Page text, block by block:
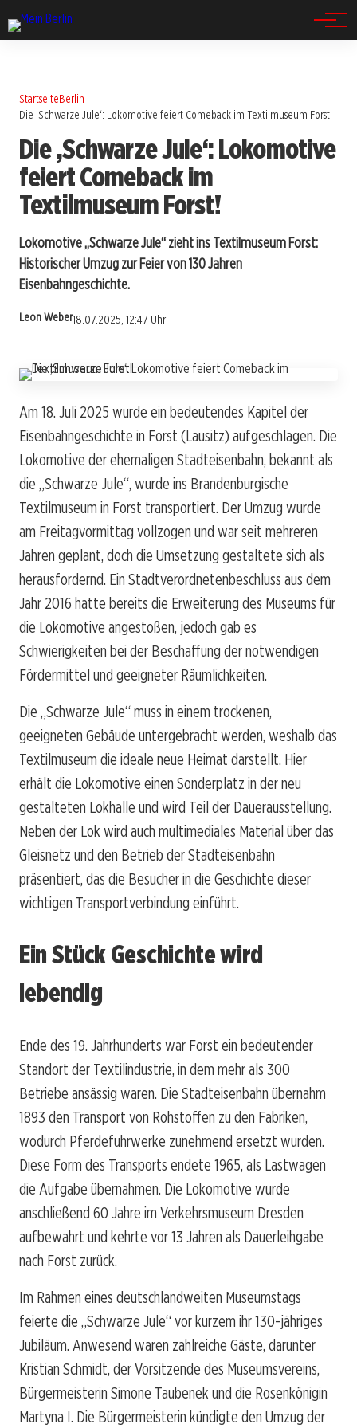
StartseiteBerlin
Die ‚Schwarze Jule‘: Lokomotive feiert Comeback im Textilmuseum Forst!
Die ‚Schwarze Jule‘: Lokomotive
feiert Comeback im
Textilmuseum Forst!
Lokomotive „Schwarze Jule“ zieht ins Textilmuseum Forst:
Historischer Umzug zur Feier von 130 Jahren
Eisenbahngeschichte.
Leon Weber18.07.2025, 12:47 Uhr
Am 18. Juli 2025 wurde ein bedeutendes Kapitel der
Eisenbahngeschichte in Forst (Lausitz) aufgeschlagen. Die
Lokomotive der ehemaligen Stadteisenbahn, bekannt als
die „Schwarze Jule“, wurde ins Brandenburgische
Textilmuseum in Forst transportiert. Der Umzug wurde
am Freitagvormittag vollzogen und war seit mehreren
Jahren geplant, doch die Umsetzung gestaltete sich als
herausfordernd. Ein Stadtverordnetenbeschluss aus dem
Jahr 2016 hatte bereits die Erweiterung des Museums für
die Lokomotive angestoßen, jedoch gab es
Schwierigkeiten bei der Beschaffung der notwendigen
Fördermittel und geeigneter Räumlichkeiten.
Die „Schwarze Jule“ muss in einem trockenen,
geeigneten Gebäude untergebracht werden, weshalb das
Textilmuseum die ideale neue Heimat darstellt. Hier
erhält die Lokomotive einen Sonderplatz in der neu
gestalteten Lokhalle und wird Teil der Dauerausstellung.
Neben der Lok wird auch multimediales Material über das
Gleisnetz und den Betrieb der Stadteisenbahn
präsentiert, das die Besucher in die Geschichte dieser
wichtigen Transportverbindung einführt.
Ein Stück Geschichte wird
lebendig
Ende des 19. Jahrhunderts war Forst ein bedeutender
Standort der Textilindustrie, in dem mehr als 300
Betriebe ansässig waren. Die Stadteisenbahn übernahm
1893 den Transport von Rohstoffen zu den Fabriken,
wodurch Pferdefuhrwerke zunehmend ersetzt wurden.
Diese Form des Transports endete 1965, als Lastwagen
die Aufgabe übernahmen. Die Lokomotive wurde
anschließend 60 Jahre im Verkehrsmuseum Dresden
aufbewahrt und kehrte vor 13 Jahren als Dauerleihgabe
nach Forst zurück.
Im Rahmen eines deutschlandweiten Museumstags
feierte die „Schwarze Jule“ vor kurzem ihr 130-jähriges
Jubiläum. Anwesend waren zahlreiche Gäste, darunter
Kristian Schmidt, der Vorsitzende des Museumsvereins,
Bürgermeisterin Simone Taubenek und die Rosenkönigin
Martyna I. Die Bürgermeisterin kündigte den Umzug der